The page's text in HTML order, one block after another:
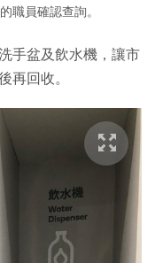
職員確認查詢。
手盆及飲水機，讓市
再回收。